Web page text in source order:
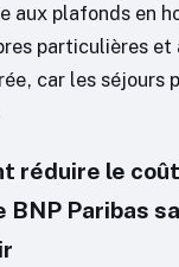
aux plafonds en
particulières et
car les séjours
réduire le
BNP Paribas